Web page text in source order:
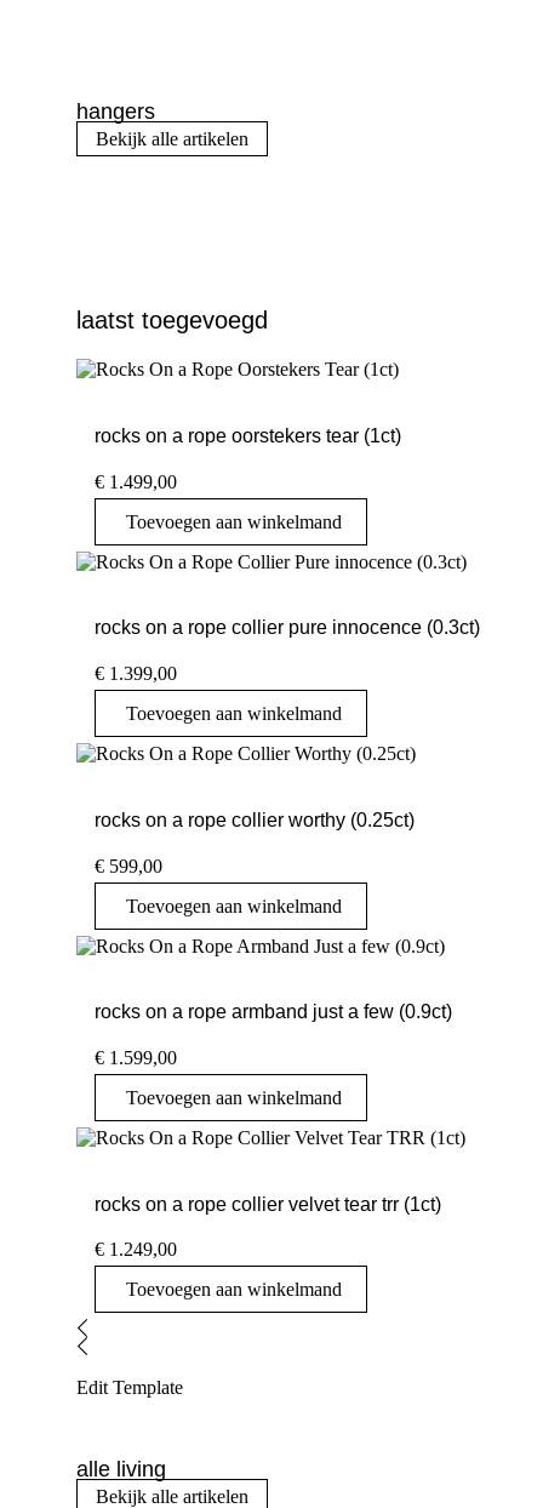
hangers
Bekijk alle artikelen
laatst toegevoegd
rocks on a rope oorstekers tear (1ct)
€ 1.499,00
Toevoegen aan winkelmand
rocks on a rope collier pure innocence (0.3ct)
€ 1.399,00
Toevoegen aan winkelmand
rocks on a rope collier worthy (0.25ct)
€ 599,00
Toevoegen aan winkelmand
rocks on a rope armband just a few (0.9ct)
€ 1.599,00
Toevoegen aan winkelmand
rocks on a rope collier velvet tear trr (1ct)
€ 1.249,00
Toevoegen aan winkelmand
Edit Template
alle living
Bekijk alle artikelen